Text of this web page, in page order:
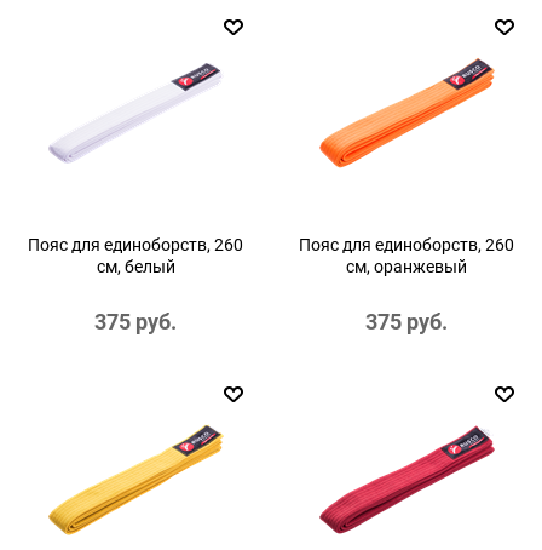
Пояс для единоборств, 260
см, белый
375 руб.
Пояс для единоборств, 260
см, оранжевый
375 руб.